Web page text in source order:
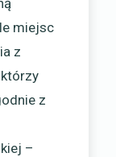
miejsc
z
z
–